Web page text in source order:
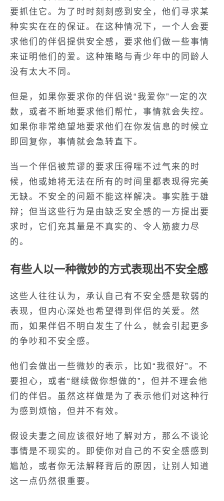
要抓住它。为了时时刻刻感到安全，他们寻求某
种实实在在的保证。在这种情况下，一个人会要
求他们的伴侣提供安全感，要求他们做一些事情
来证明他们的爱。这种策略与青少年中的同龄人
没有太大不同。
但是，如果你要求你的伴侣说“我爱你”一定的次
数，或者不断地要求他们帮忙，事情就会失控。
如果你非常绝望地要求他们在你发信息的时候立
即回复你，事情就会急转直下。
当一个伴侣被荒谬的要求压得喘不过气来的时
候，他或她将无法在所有的时间里都表现得完美
无缺。不安全的问题不能这样解决。事实胜于雄
辩；但当这些行为是由缺乏安全感的一方提出要
求时，它们充其量是不真实的、令人筋疲力尽
的。
有些人以一种微妙的方式表现出不安全感
这些人往往认为，承认自己有不安全感是软弱的
表现，但内心深处也希望得到伴侣的关爱。然
而，如果伴侣不明白发生了什么，就会引起更多
的争吵和不安全感。
他们会做出一些微妙的表示，比如“我很好”。不
要担心，或者“继续做你想做的”，但并不理会他
们的伴侣。虽然这样做是为了表示他们对这种行
为感到烦恼，但并不有效。
假设夫妻之间应该很好地了解对方，那么不谈论
事情是不现实的。即使你对自己的不安全感感到
尴尬，或者你无法解释背后的原因，让别人知道
这一点仍然很重要。